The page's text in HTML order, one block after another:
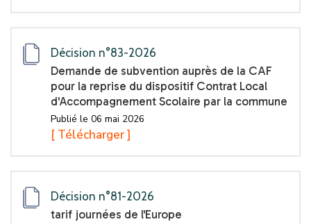
Décision n°83-2026
Demande de subvention auprès de la CAF
pour la reprise du dispositif Contrat Local
d'Accompagnement Scolaire par la commune
Publié le 06 mai 2026
[ Télécharger ]
Décision n°81-2026
tarif journées de l'Europe